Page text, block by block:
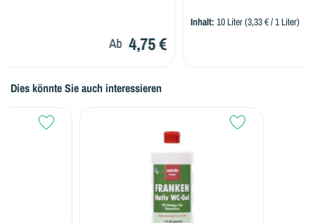
Ab 4,75 €
Inhalt: 10 Liter(3,33 € / 1 Liter)
Dies könnte Sie auch interessieren